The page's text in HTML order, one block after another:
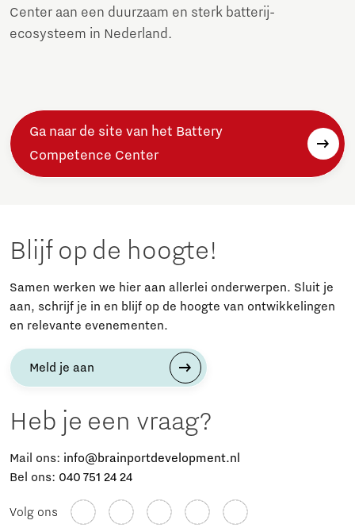
Center aan een duurzaam en sterk batterij-
ecosysteem in Nederland.
Ga naar de site van het Battery
Competence Center
Blijf op de hoogte!
Samen werken we hier aan allerlei onderwerpen. Sluit je
aan, schrijf je in en blijf op de hoogte van ontwikkelingen
en relevante evenementen.
Meld je aan
Heb je een vraag?
Mail ons: info@brainportdevelopment.nl
Bel ons: 040 751 24 24
Volg ons